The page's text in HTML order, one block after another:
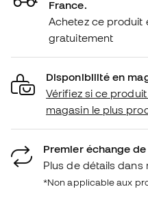
France.
Achetez ce produit
gratuitement
Disponibilité en
Vérifiez si ce
magasin le plus
Premier échange
Plus de détails dans
*Non applicable aux